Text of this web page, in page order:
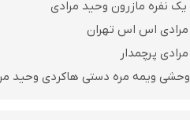
نفره مازرون وحید مرادی
مرادی اس اس تهران
پرچمدار
وحشی ویمه مره دستی هاکردی وحید